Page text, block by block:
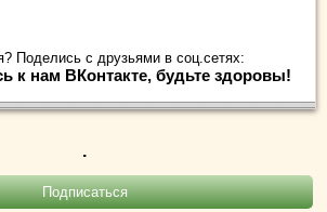
Поделись с друзьями в соц.сетях:
к нам ВКонтакте, будьте здоровы!
.